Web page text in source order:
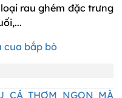
rau ghém đặc trưng
cua bắp bò
CÁ THƠM NGON MÀ